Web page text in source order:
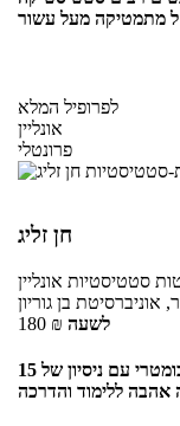
לפרופיל המלא
אונליין
פרונטלי
חן זליג
סטטיסטיות אונליין
בן גוריון
180 ₪ לשעה
מהנדס בעל תואר שני ומורה למתמטיקה ופסיכומטרי עם ניסיון של 15